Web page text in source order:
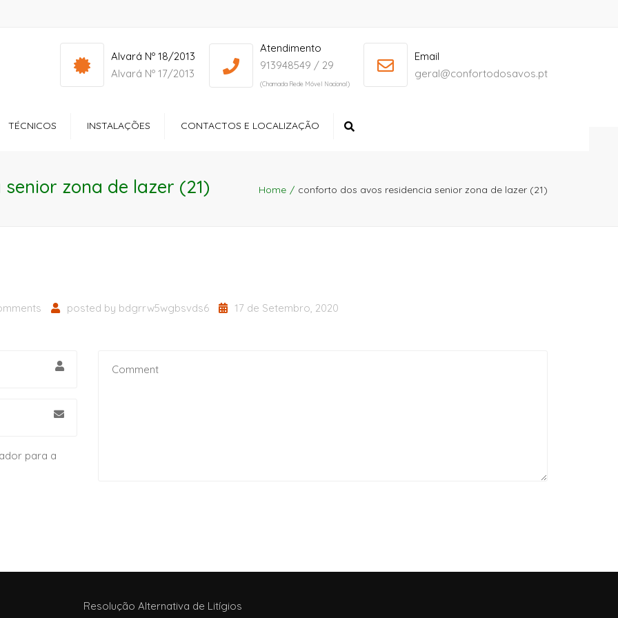
info@yourdomain.com Mon - Sat: 7:00 - 17:00 + 386 40 111 5555 info@yourdomain.com
Alvará Nº 18/2013
Alvará Nº 17/2013
Atendimento
913948549 / 29
(Chamada Rede Móvel Nacional)
Email
geral@confortodosavos.pt
TÉCNICOS
INSTALAÇÕES
Quartos
CONTACTOS E LOCALIZAÇÃO
zona de lazer (21) Home conforto dos avos residencia senior zona de lazer (21)
posted by bdgrrw5wgbsvds6 17 de Setembro, 2020
para a
Resolução Alternativa de Litígios